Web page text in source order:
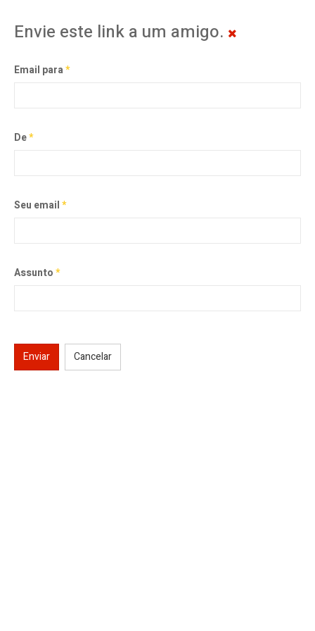
Envie este link a um amigo.
Email para*
De*
Seu email*
Assunto*
Enviar Cancelar